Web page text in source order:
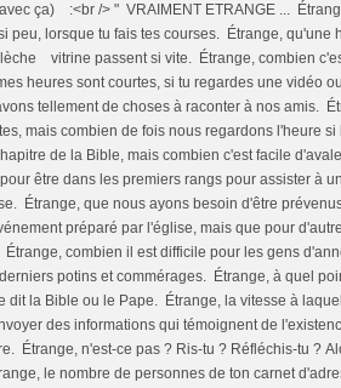
ça) :<br /> " VRAIMENT ETRANGE ...
peu, lorsque tu fais tes courses. Étrange, qu'une
vitrine passent si vite. Étrange, combien
heures sont courtes, si tu regardes une vidéo
tellement de choses à raconter à nos amis.
mais combien de fois nous regardons l'heure si
de la Bible, mais combien c'est facile
être dans les premiers rangs pour assister à
Étrange, que nous ayons besoin d'être
préparé par l'église, mais que pour
combien il est difficile pour les gens
potins et commérages. Étrange, à quel
dit la Bible ou le Pape. Étrange, la vitesse à
des informations qui témoignent de
Étrange, n'est-ce pas ? Ris-tu ? Réfléchis-tu ?
le nombre de personnes de ton carnet